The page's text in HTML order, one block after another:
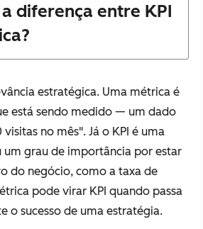
diferença entre KPI
estratégica. Uma métrica é
está sendo medido — um dado
no mês". Já o KPI é uma
um grau de importância por estar
do negócio, como a taxa de
pode virar KPI quando passa
o sucesso de uma estratégia.